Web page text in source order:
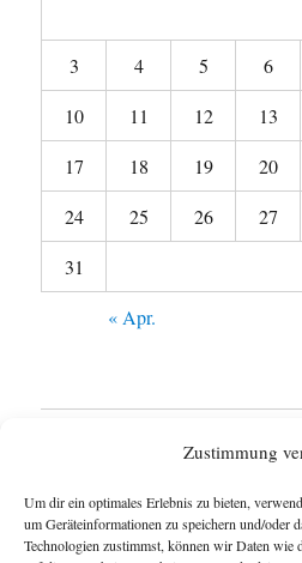
Zustimmung
Um dir ein optimales Erlebnis zu bieten,
um Geräteinformationen zu speichern und/oder
Technologien zustimmst, können wir Daten wie
3
4 5 6
10
11 12 13
17
18 19 20
24
25 26 27
31
« Apr.
Wie funktioniert das Blog ?
Impressum